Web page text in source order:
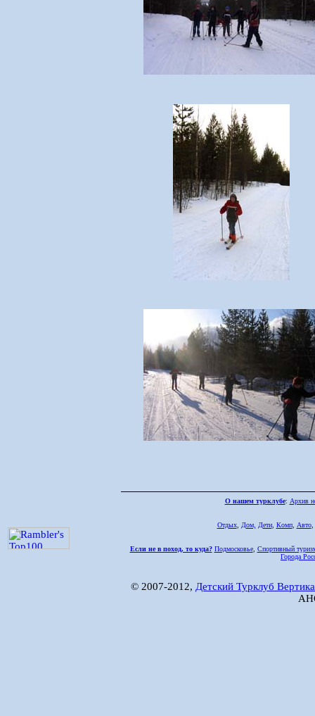
О нашем турклубе: Архив
Отдых, Дом, Дети, Комп, Авто,
Если не в поход, то куда? Подмосковье, Спортивный
Города
© 2007-2012, Детский Турклуб